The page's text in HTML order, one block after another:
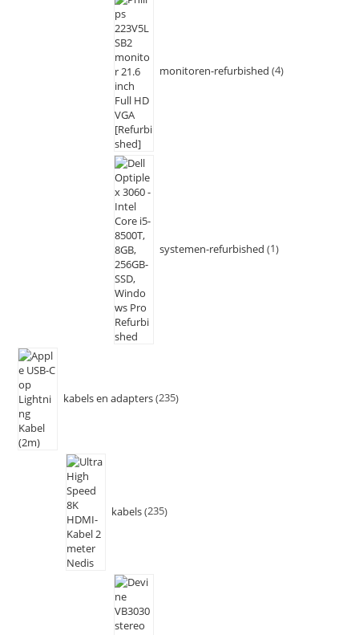
monitoren-refurbished 4
systemen-refurbished 1
kabels en adapters 235
kabels 235